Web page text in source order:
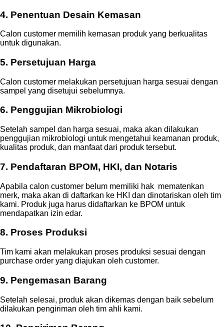
4. Penentuan Desain Kemasan
Calon customer memilih kemasan produk yang berkualitas
untuk digunakan.
5. Persetujuan Harga
Calon customer melakukan persetujuan harga sesuai dengan
sampel yang disetujui sebelumnya.
6. Penggujian Mikrobiologi
Setelah sampel dan harga sesuai, maka akan dilakukan
penggujian mikrobiologi untuk mengetahui keamanan produk,
kualitas produk, dan manfaat dari produk tersebut.
7. Pendaftaran BPOM, HKI, dan Notaris
Apabila calon customer belum memiliki hak mematenkan
merk, maka akan di daftarkan ke HKI dan dinotariskan oleh tim
kami. Produk juga harus didaftarkan ke BPOM untuk
mendapatkan izin edar.
8. Proses Produksi
Tim kami akan melakukan proses produksi sesuai dengan
purchase order yang diajukan oleh customer.
9. Pengemasan Barang
Setelah selesai, produk akan dikemas dengan baik sebelum
dilakukan pengiriman oleh tim ahli kami.